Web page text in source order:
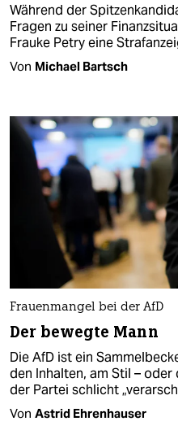
Während der
Fragen zu seiner
Frauke Petry eine
Von Michael Bartsch
Frauenmangel bei der AfD
Der bewegte Mann
Die AfD ist ein
den Inhalten, am Stil – oder
der Partei schlicht
Von Astrid Ehrenhauser